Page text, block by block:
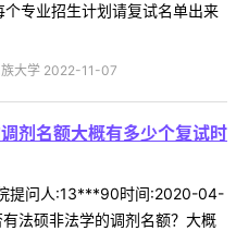
专业招生计划请复试名单出来
大学 2022-11-07
剂名额大概有多少个复试时
提问人:13***90时间:2020-04-
法硕非法学的调剂名额？大概